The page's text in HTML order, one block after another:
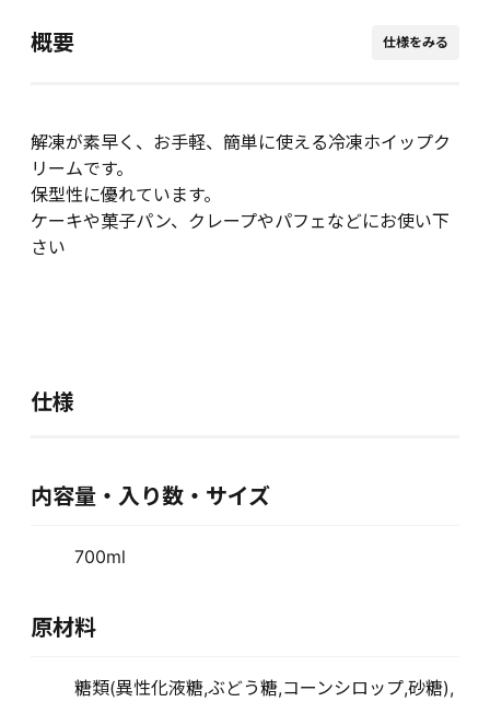
概要 仕様をみる
解凍が素早く、お手軽、簡単に使える冷凍ホイップク
リームです。
保型性に優れています。
ケーキや菓子パン、クレープやパフェなどにお使い下
さい
仕様
内容量・入り数・サイズ
700ml
原材料
糖類(異性化液糖,ぶどう糖,コーンシロップ,砂糖),